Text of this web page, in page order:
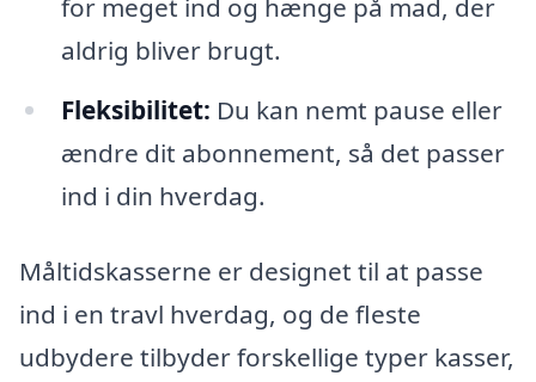
for meget ind og hænge på mad, der
aldrig bliver brugt.
Fleksibilitet: Du kan nemt pause eller
ændre dit abonnement, så det passer
ind i din hverdag.
Måltidskasserne er designet til at passe
ind i en travl hverdag, og de fleste
udbydere tilbyder forskellige typer kasser,